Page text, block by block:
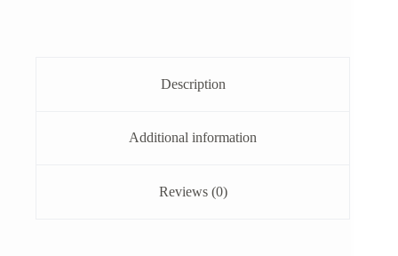
Description
Additional information
Reviews (0)